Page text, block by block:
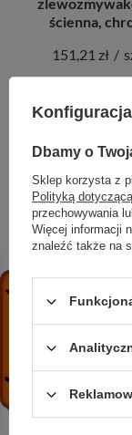
ścienna,
151,21 zł /
ISSO bateria
korek
tworzywa,
116,63 zł /
Dbamy o
Sklep korzysta z
Polityką
przechowywania
Więcej informacji
znaleźć także na